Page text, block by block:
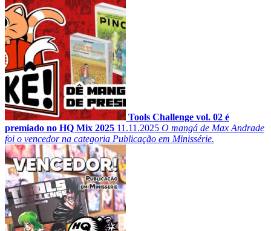
Tools Challenge vol. 02 é
premiado no HQ Mix 2025 11.11.2025 O mangá de Max Andrade
foi o vencedor na categoria Publicação em Minissérie.